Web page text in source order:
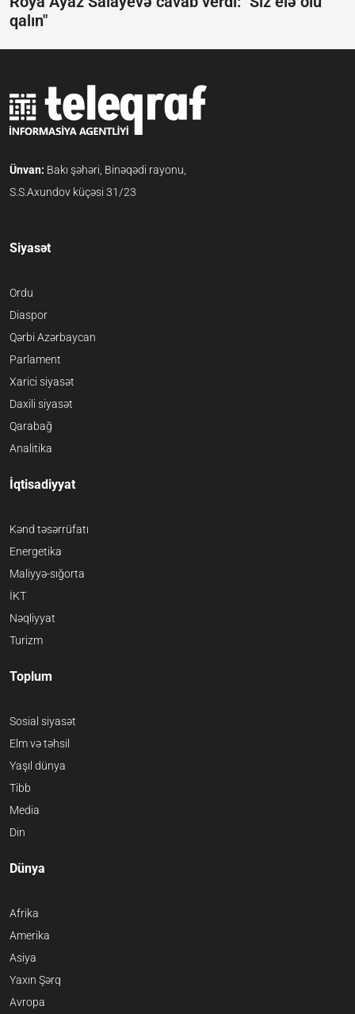
qalın"
Ünvan: Bakı şəhəri, Binəqədi rayonu,
S.S.Axundov küçəsi 31/23
Siyasət
Ordu
Diaspor
Qərbi Azərbaycan
Parlament
Xarici siyasət
Daxili siyasət
Qarabağ
Analitika
İqtisadiyyat
Kənd təsərrüfatı
Energetika
Maliyyə-sığorta
İKT
Nəqliyyat
Turizm
Toplum
Sosial siyasət
Elm və təhsil
Yaşıl dünya
Tibb
Media
Din
Dünya
Afrika
Amerika
Asiya
Yaxın Şərq
Avropa